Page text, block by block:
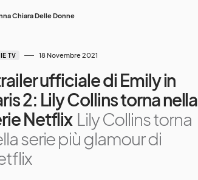
Chiara Delle Donne
TV 18 Novembre 2021
ufficiale di Emily in
2: Lily Collins torna nella
Netflix Lily Collins torna
serie più glamour di